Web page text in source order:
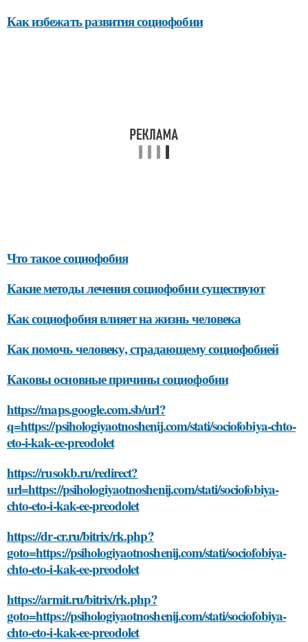
Как избежать развития социофобии
Что такое социофобия
Какие методы лечения социофобии существуют
Как социофобия влияет на жизнь человека
Как помочь человеку, страдающему социофобией
Каковы основные причины социофобии
https://maps.google.com.sb/url?
q=https://psihologiyaotnoshenij.com/stati/sociofobiya-chto-
eto-i-kak-ee-preodolet
https://rusokb.ru/redirect?
url=https://psihologiyaotnoshenij.com/stati/sociofobiya-
chto-eto-i-kak-ee-preodolet
https://dr-cr.ru/bitrix/rk.php?
goto=https://psihologiyaotnoshenij.com/stati/sociofobiya-
chto-eto-i-kak-ee-preodolet
https://armit.ru/bitrix/rk.php?
goto=https://psihologiyaotnoshenij.com/stati/sociofobiya-
chto-eto-i-kak-ee-preodolet